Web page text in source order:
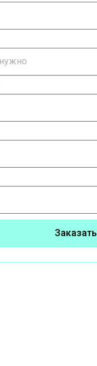
Заказать